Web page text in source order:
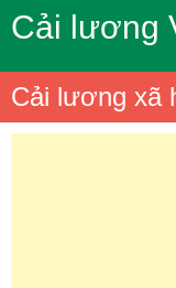
Cải lương
Cải lương xã